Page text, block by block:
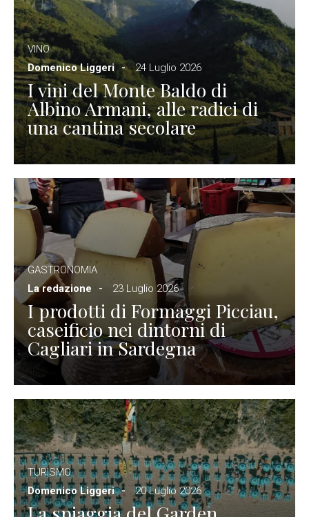
VINO
Domenico Liggeri
24 Luglio 2026
I vini del Monte Baldo di
Albino Armani, alle radici di
una cantina secolare
GASTRONOMIA
La redazione
23 Luglio 2026
I prodotti di Formaggi Picciau,
caseificio nei dintorni di
Cagliari in Sardegna
TURISMO
Domenico Liggeri
20 Luglio 2026